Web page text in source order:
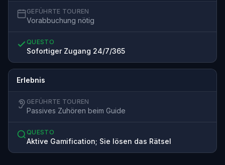
GEFÜHRTE TOUREN
Vorabbuchung nötig
QUESTO
Sofortiger Zugang 24/7/365
Erlebnis
GEFÜHRTE TOUREN
Passives Zuhören beim Guide
QUESTO
Aktive Gamification; Sie lösen das Rätsel